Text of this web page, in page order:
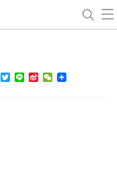
Facebook
Twitter
Line Sina WeChat